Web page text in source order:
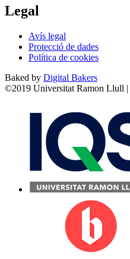
Legal
Avís legal
Protecció de dades
Política de cookies
Baked by Digital Bakers
©2019 Universitat Ramon Llull